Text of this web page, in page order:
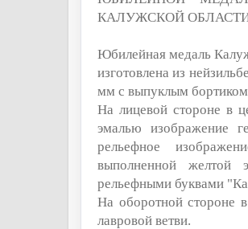
КАЛУЖСКОЙ
Юбилейная медаль
изготовлена из
мм с выпуклым
На лицевой стороне в
эмалью изображение
рельефное
выполненной
рельефными буквами
На оборотной стороне
лавровой ветви.